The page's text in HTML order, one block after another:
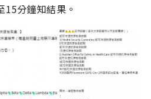
15分鐘知結果。